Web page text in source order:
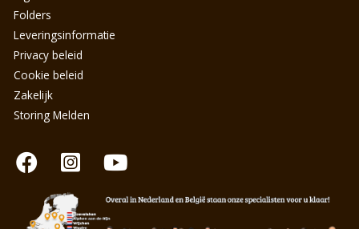
Folders
Leveringsinformatie
Privacy beleid
Cookie beleid
Zakelijk
Storing Melden